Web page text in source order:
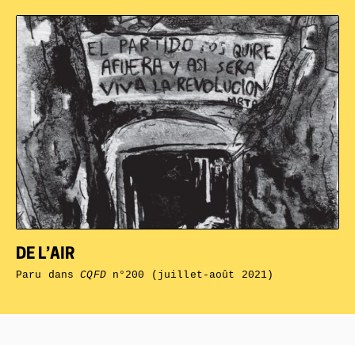
DE L’AIR
Paru dansCQFDn°200 (juillet-août 2021)